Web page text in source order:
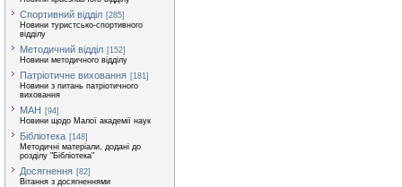
Спортивний відділ [285]
Новини туристсько-спортивного
відділу
Методичний відділ [152]
Новини методичного відділу
Патріотичне виховання [181]
Новини з питань патріотичного
виховання
МАН [94]
Новини щодо Малої академії наук
Бібліотека [148]
Методичні матеріали, додані до
розділу "Бібліотека"
Досягнення [82]
Вітання з досягненнями